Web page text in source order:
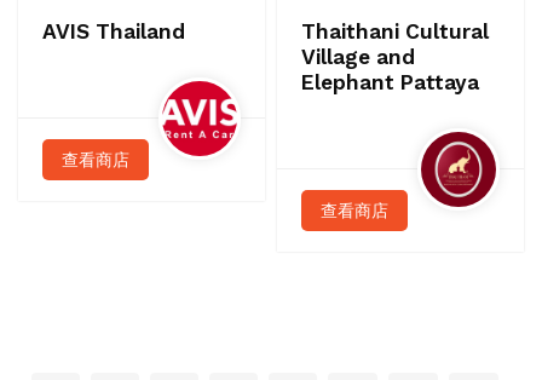
AVIS Thailand
查看商店
Thaithani Cultural
Village and
Elephant Pattaya
查看商店